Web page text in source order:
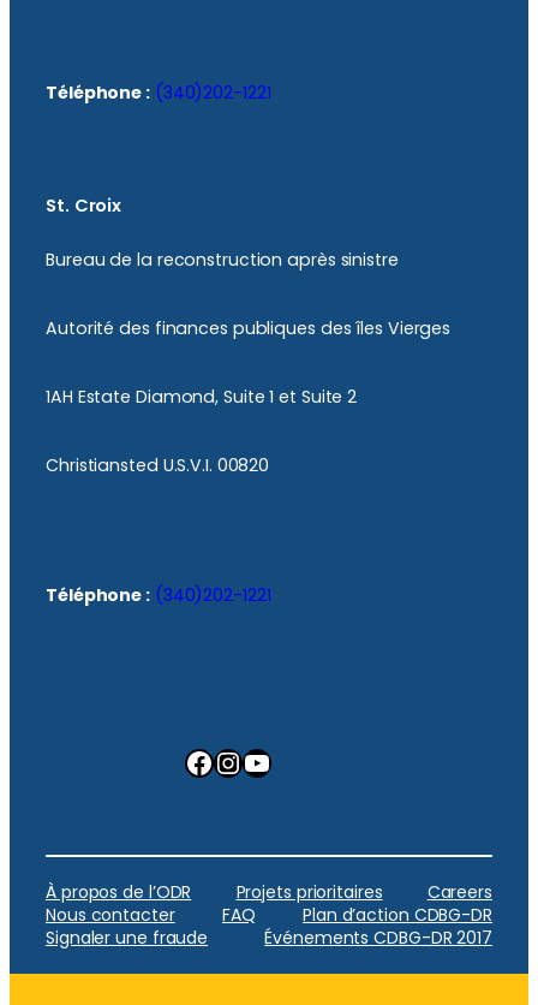
Téléphone : (340)202-1221
St. Croix
Bureau de la reconstruction après sinistre
Autorité des finances publiques des îles Vierges
1AH Estate Diamond, Suite 1 et Suite 2
Christiansted U.S.V.I. 00820
Téléphone : (340)202-1221
Facebook InstagramYouTube
À propos de l’ODR Projets prioritaires
Careers
Nous contacter
FAQ
Plan d’action CDBG-DR
Signaler une fraude
Événements CDBG-DR 2017